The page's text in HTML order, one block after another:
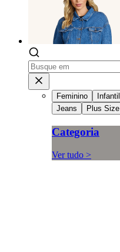
Feminino Infantil
Jeans
Plus Size
Categoria
Ver tudo >